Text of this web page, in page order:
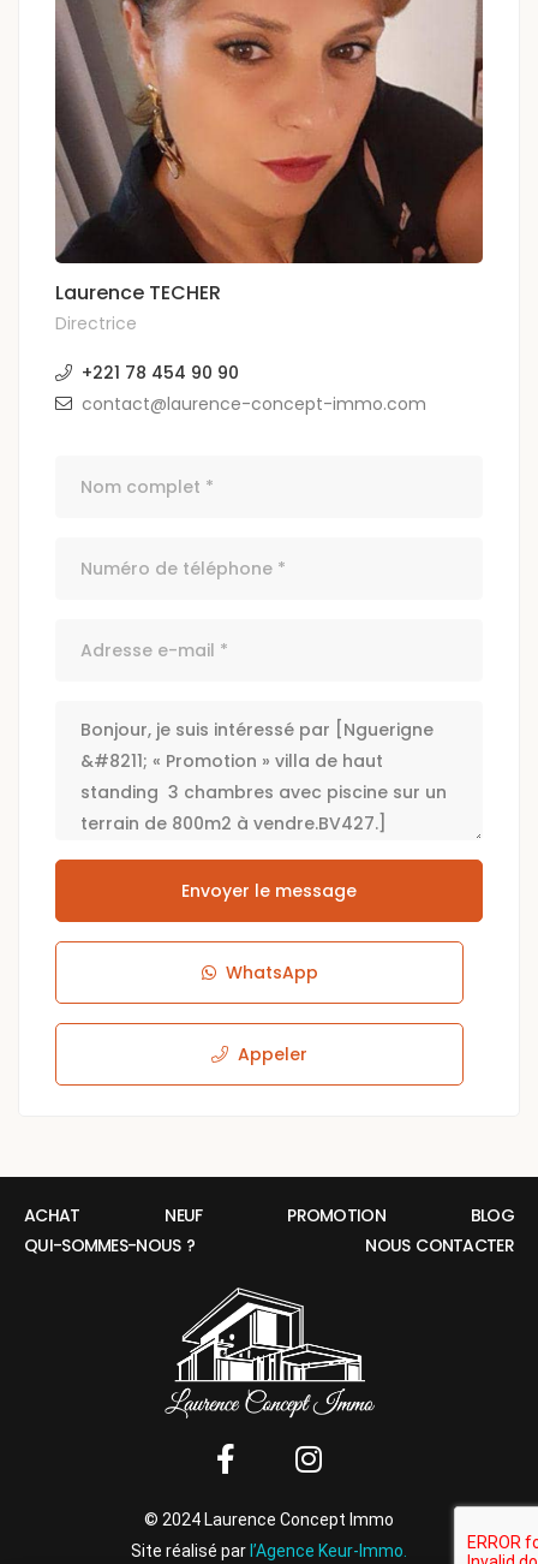
Laurence TECHER
Directrice
+221 78 454 90 90
contact@laurence-concept-immo.com
Envoyer le message
WhatsApp
Appeler
ACHAT NEUF PROMOTION
BLOG
QUI-SOMMES-NOUS ?
NOUS CONTACTER
© 2024 Laurence Concept Immo
Site réalisé par l’Agence Keur-Immo.